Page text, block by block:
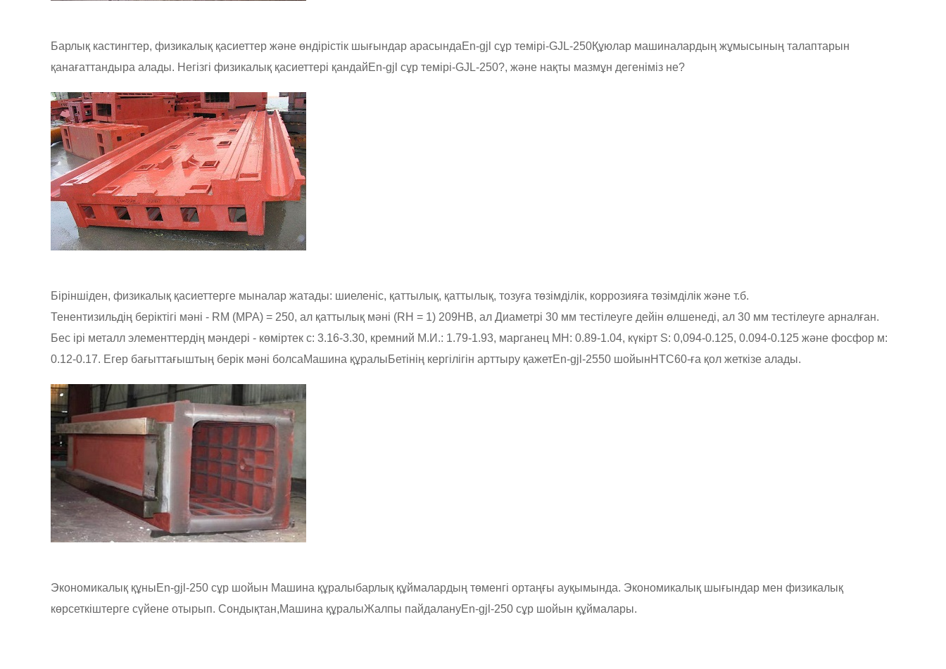
Барлық кастингтер, физикалық қасиеттер және өндірістік шығындар арасындаEn-gjl сұр темірі-GJL-250Құюлар машиналардың жұмысының талаптарын
қанағаттандыра алады. Негізгі физикалық қасиеттері қандайEn-gjl сұр темірі-GJL-250?, және нақты мазмұн дегеніміз не?
Біріншіден, физикалық қасиеттерге мыналар жатады: шиеленіс, қаттылық, қаттылық, тозуға төзімділік, коррозияға төзімділік және т.б.
Тенентизильдің беріктігі мәні - RM (MPA) = 250, ал қаттылық мәні (RH = 1) 209HB, ал Диаметрі 30 мм тестілеуге дейін өлшенеді, ал 30 мм тестілеуге арналған.
Бес ірі металл элементтердің мәндері - көміртек с: 3.16-3.30, кремний М.И.: 1.79-1.93, марганец МН: 0.89-1.04, күкірт S: 0,094-0.125, 0.094-0.125 және фосфор м:
0.12-0.17. Егер бағыттағыштың берік мәні болсаМашина құралыБетінің кергілігін арттыру қажетEn-gjl-2550 шойынHTC60-ға қол жеткізе алады.
Экономикалық құныEn-gjl-250 сұр шойын Машина құралыбарлық құймалардың төменгі ортаңғы ауқымында. Экономикалық шығындар мен физикалық
көрсеткіштерге сүйене отырып. Сондықтан,Машина құралыЖалпы пайдалануEn-gjl-250 сұр шойын құймалары.